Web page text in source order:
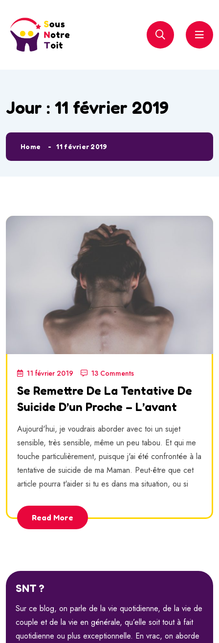
Jour : 11 février 2019
Home 11 février 2019
11 février 2019 13 Comments
Se Remettre De La Tentative De
Suicide D’un Proche – L’avant
Aujourd'hui, je voudrais aborder avec toi un sujet
sensible, très sensible, même un peu tabou. Et qui me
touche particulièrement, puisque j'ai été confrontée à la
tentative de suicide de ma Maman. Peut-être que cet
article pourra t'aider si tu es dans ma situation, ou si
Read More
SNT ?
Sur ce blog, on parle de la vie quotidienne, de la vie de
couple et de la vie en générale, qu’elle soit tout à fait
quotidienne ou plus exceptionnelle. En vrac, on aborde